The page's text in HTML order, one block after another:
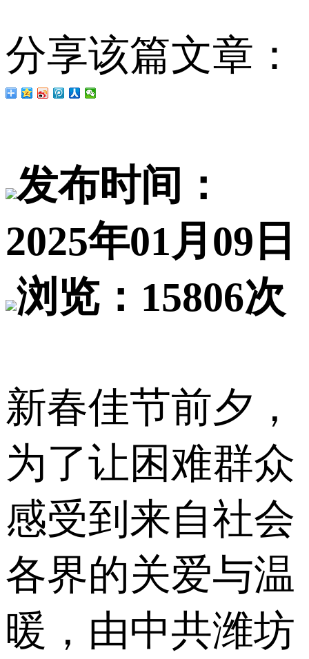
分享该篇文章：
发布时间：
2025年01月09日
浏览：15806次
新春佳节前夕，
为了让困难群众
感受到来自社会
各界的关爱与温
暖，由中共潍坊